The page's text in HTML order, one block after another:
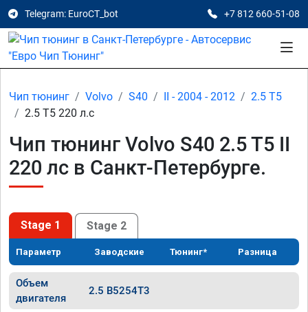
Telegram: EuroCT_bot +7 812 660-51-08
Чип тюнинг Volvo S40 II - 2004 - 2012
2.5 T5
2.5 T5 220 л.с
Чип тюнинг Volvo S40 2.5 T5 II
220 лс в Санкт-Петербурге.
Stage 1 Stage 2
Параметр Заводские Тюнинг* Разница
Объем
двигателя
2.5 B5254T3